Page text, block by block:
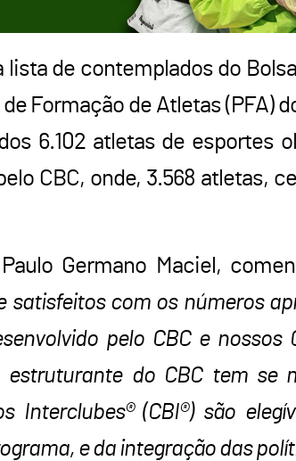
lista de contemplados do
Formação de Atletas (PFA)
6.102 atletas de esportes
CBC, onde, 3.568 atletas,
Germano Maciel,
satisfeitos com os números
pelo CBC e
estruturante do CBC tem se
Interclubes® (CBI®) são
e da integração das